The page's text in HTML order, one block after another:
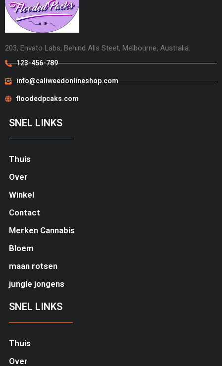
203, Envato Labs, Behind Alis Steet, Melbourne, Australia.
123-456-789
info@caliweedonlineshop.com
floodedpcaks.com
SNEL LINKS
Thuis
Over
Winkel
Contact
Merken Cannabis
Bloem
maan rotsen
jungle jongens
SNEL LINKS
Thuis
Over